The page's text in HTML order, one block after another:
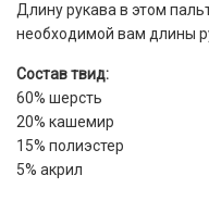
Длину рукава в этом
необходимой вам длины
Состав твид:
60% шерсть
20% кашемир
15% полиэстер
5% акрил